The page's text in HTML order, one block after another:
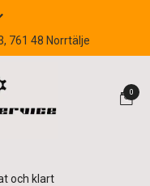
761 48 Norrtälje
0
och klart